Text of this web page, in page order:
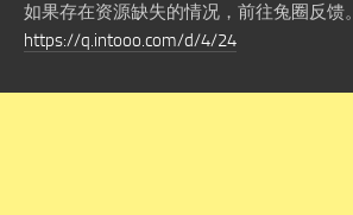
如果存在资源缺失的情况，前往兔圈反馈。
https://q.intooo.com/d/4/24